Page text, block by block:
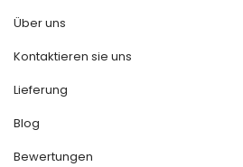
Über uns
Kontaktieren sie uns
Lieferung
Blog
Bewertungen